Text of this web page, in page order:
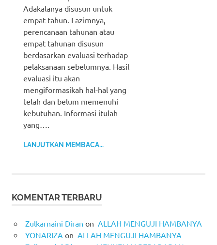
Adakalanya disusun untuk
empat tahun. Lazimnya,
perencanaan tahunan atau
empat tahunan disusun
berdasarkan evaluasi terhadap
pelaksanaan sebelumnya. Hasil
evaluasi itu akan
mengiformasikah hal-hal yang
telah dan belum memenuhi
kebutuhan. Informasi itulah
yang….
LANJUTKAN MEMBACA...
KOMENTAR TERBARU
Zulkarnaini Diran on ALLAH MENGUJI HAMBANYA
YONARIZA on ALLAH MENGUJI HAMBANYA